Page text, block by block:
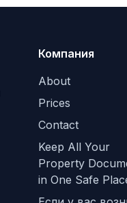
Компания
About
Prices
Contact
Keep All Your
Property
in One Safe